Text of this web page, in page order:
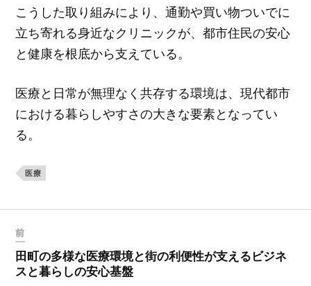
こうした取り組みにより、通勤や買い物ついでに
立ち寄れる身近なクリニックが、都市住民の安心
と健康を根底から支えている。
医療と日常が無理なく共存する環境は、現代都市
における暮らしやすさの大きな要素となってい
る。
医療
前
田町の多様な医療環境と街の利便性が支えるビジネ
スと暮らしの安心基盤